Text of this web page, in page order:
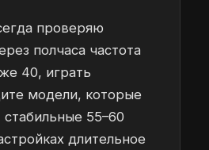
проверяю
полчаса частота
40, играть
модели, которые
55–60
длительное